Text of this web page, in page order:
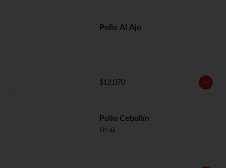
Pollo Al Ajo
$12.070
Pollo Cebollín
Sin ají